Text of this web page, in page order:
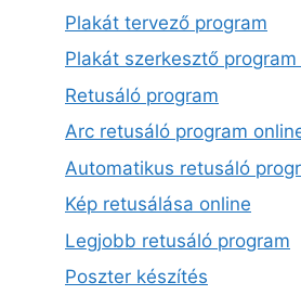
Plakát tervező program
Plakát szerkesztő
Retusáló program
Arc retusáló program
Automatikus retusáló
Kép retusálása online
Legjobb retusáló program
Poszter készítés